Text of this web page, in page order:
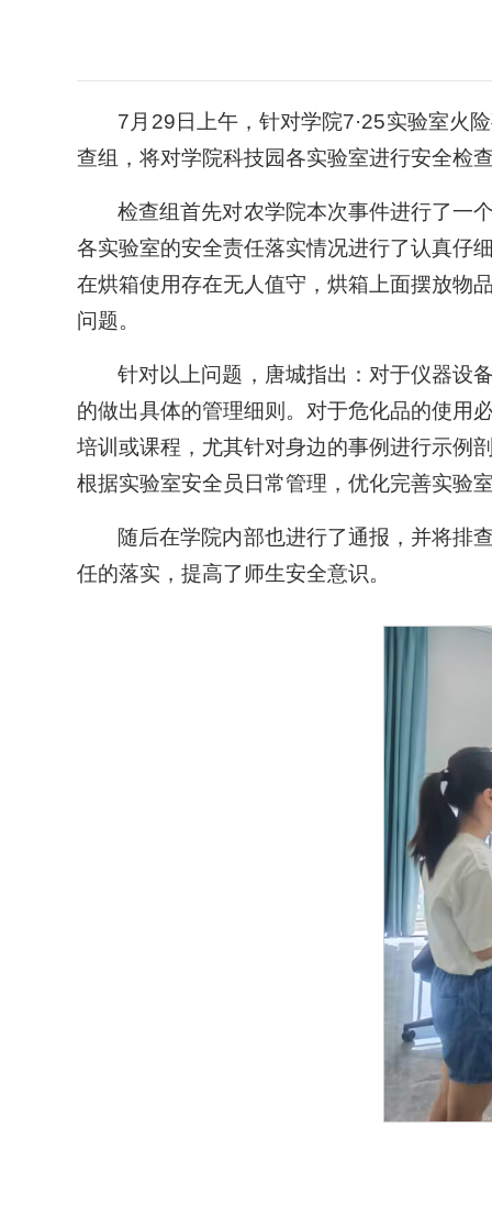
7月29日上午，针对学院7·25实验室火
查组，将对学院科技园各实验室进行安全检
检查组首先对农学院本次事件进行了一
各实验室的安全责任落实情况进行了认真仔
在烘箱使用存在无人值守，烘箱上面摆放物
问题。
针对以上问题，唐城指出：对于仪器设
的做出具体的管理细则。对于危化品的使用
培训或课程，尤其针对身边的事例进行示例
根据实验室安全员日常管理，优化完善实验
随后在学院内部也进行了通报，并将排
任的落实，提高了师生安全意识。